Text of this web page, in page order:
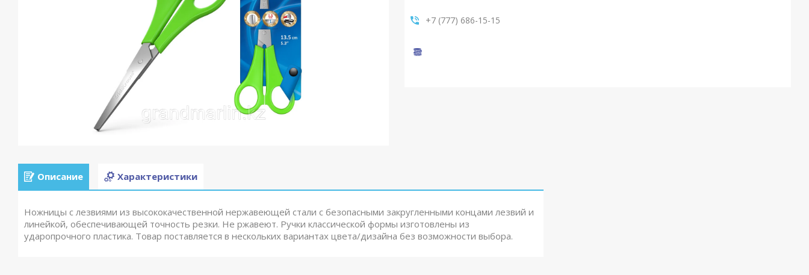
+7 (777) 686-15-15
Описание Характеристики
Ножницы с лезвиями из высококачественной нержавеющей стали с безопасными закругленными концами лезвий и
линейкой, обеспечивающей точность резки. Не ржавеют. Ручки классической формы изготовлены из
ударопрочного пластика. Товар поставляется в нескольких вариантах цвета/дизайна без возможности выбора.